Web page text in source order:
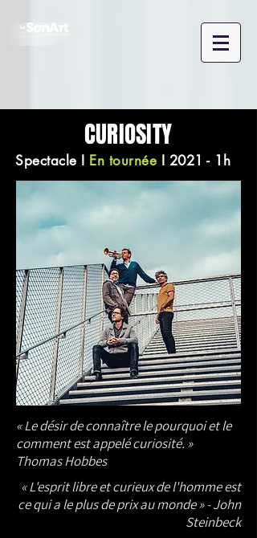
CURIOSITY
Spectacle I En tournée I 2021 - 1h
« Le désir de connaître le pourquoi et le
comment est appelé curiosité. »
Thomas Hobbes
« L'esprit libre et curieux de l'homme est
ce qui a le plus de prix au monde » - John
Steinbeck